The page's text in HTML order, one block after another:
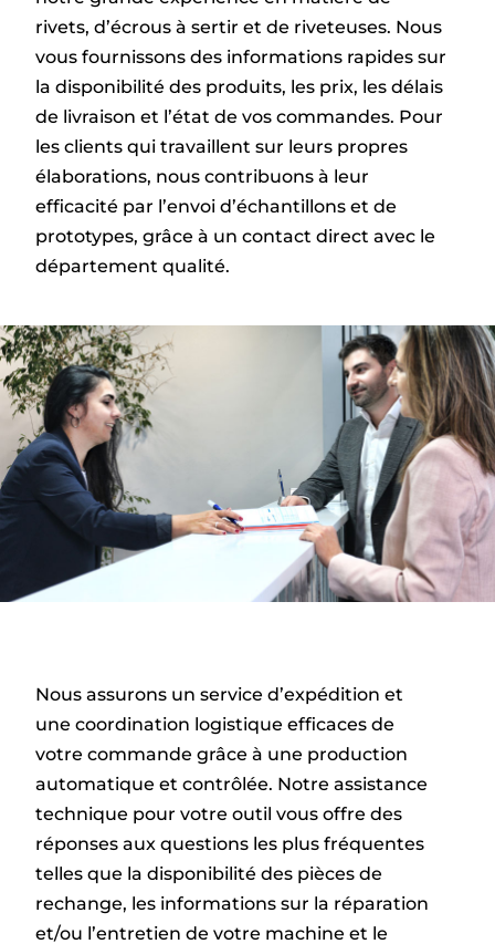
rivets, d’écrous à sertir et de riveteuses. Nous
vous fournissons des informations rapides sur
la disponibilité des produits, les prix, les délais
de livraison et l’état de vos commandes. Pour
les clients qui travaillent sur leurs propres
élaborations, nous contribuons à leur
efficacité par l’envoi d’échantillons et de
prototypes, grâce à un contact direct avec le
département qualité.
Nous assurons un service d’expédition et
une coordination logistique efficaces de
votre commande grâce à une production
automatique et contrôlée. Notre assistance
technique pour votre outil vous offre des
réponses aux questions les plus fréquentes
telles que la disponibilité des pièces de
rechange, les informations sur la réparation
et/ou l’entretien de votre machine et le